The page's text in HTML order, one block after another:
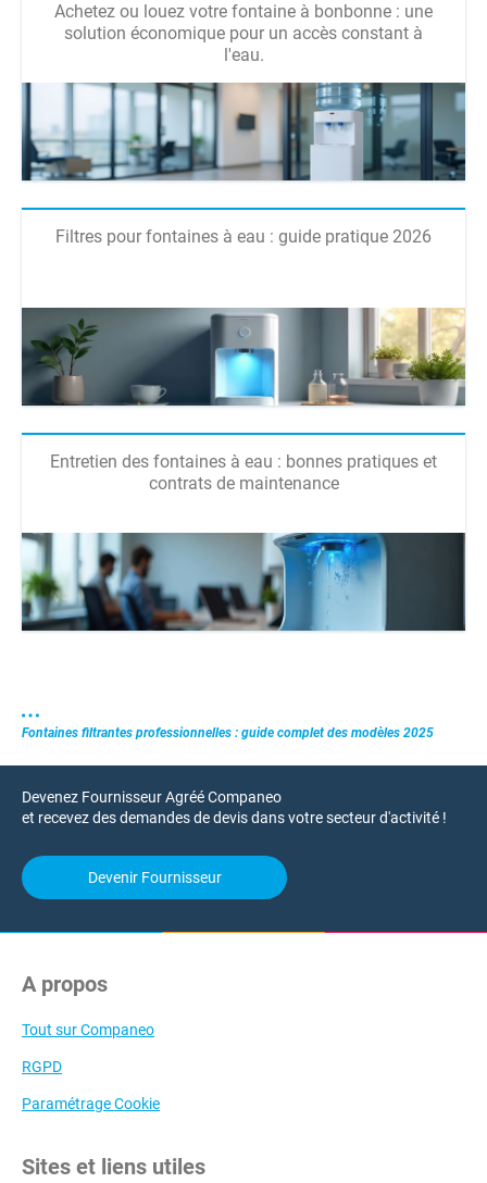
Achetez ou louez votre fontaine à bonbonne : une
solution économique pour un accès constant à
l'eau.
Filtres pour fontaines à eau : guide pratique 2026
Entretien des fontaines à eau : bonnes pratiques et
contrats de maintenance
Fontaines filtrantes professionnelles : guide complet des modèles 2025
Devenez Fournisseur Agréé Companeo
et recevez des demandes de devis dans votre secteur d'activité !
Devenir Fournisseur
A propos
Tout sur Companeo
RGPD
Paramétrage Cookie
Sites et liens utiles